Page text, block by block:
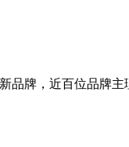
品牌，近百位品牌